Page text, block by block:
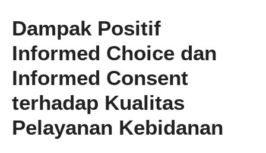
Dampak Positif
Informed Choice dan
Informed Consent
terhadap Kualitas
Pelayanan Kebidanan